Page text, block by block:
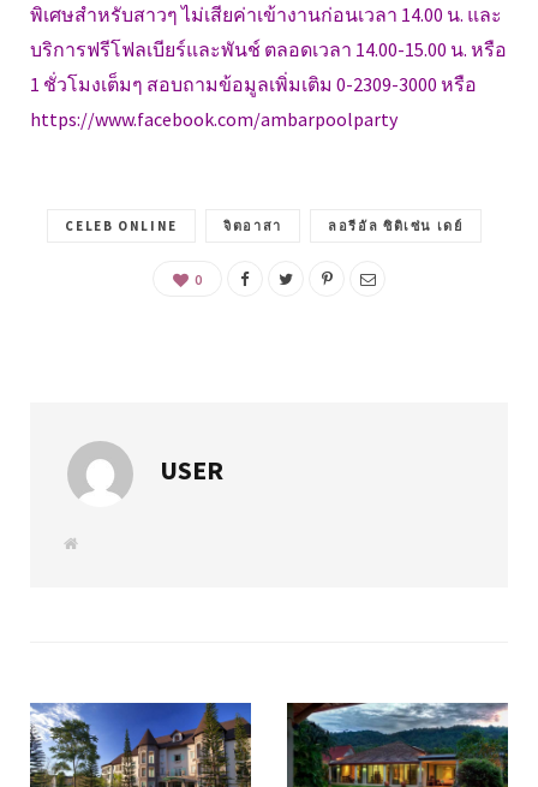
พิเศษสำหรับสาวๆ ไม่เสียค่าเข้างานก่อนเวลา 14.00 น. และ
บริการฟรีโฟลเบียร์และพันช์ ตลอดเวลา 14.00-15.00 น. หรือ
1 ชั่วโมงเต็มๆ สอบถามข้อมูลเพิ่มเติม 0-2309-3000 หรือ
https://www.facebook.com/ambarpoolparty
CELEB ONLINE จิตอาสา ลอรีอัล ซิติเซ่น เดย์
0
USER
W